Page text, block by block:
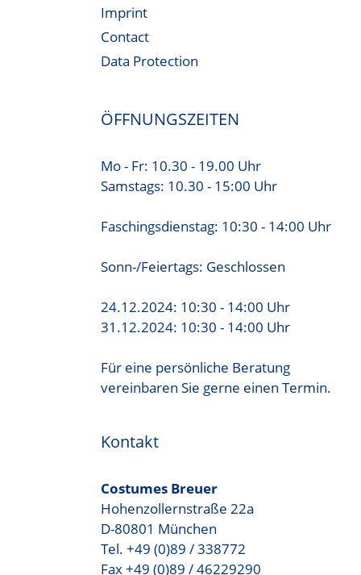
Imprint
Contact
Data Protection
ÖFFNUNGSZEITEN
Mo - Fr: 10.30 - 19.00 Uhr
Samstags: 10.30 - 15:00 Uhr
Faschingsdienstag: 10:30 - 14:00 Uhr
Sonn-/Feiertags: Geschlossen
24.12.2024: 10:30 - 14:00 Uhr
31.12.2024: 10:30 - 14:00 Uhr
Für eine persönliche Beratung
vereinbaren Sie gerne einen Termin.
Kontakt
Costumes Breuer
Hohenzollernstraße 22a
D-80801 München
Tel. +49 (0)89 / 338772
Fax +49 (0)89 / 46229290